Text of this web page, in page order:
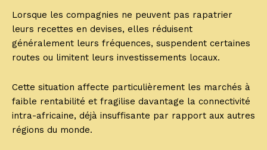
Lorsque les compagnies ne peuvent pas rapatrier
leurs recettes en devises, elles réduisent
généralement leurs fréquences, suspendent certaines
routes ou limitent leurs investissements locaux.
Cette situation affecte particulièrement les marchés à
faible rentabilité et fragilise davantage la connectivité
intra-africaine, déjà insuffisante par rapport aux autres
régions du monde.